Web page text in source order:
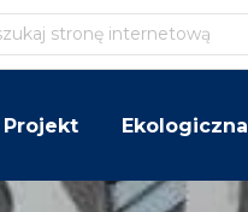
Projekt Ekologiczna